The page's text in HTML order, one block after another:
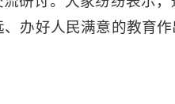
办好人民满意的教育